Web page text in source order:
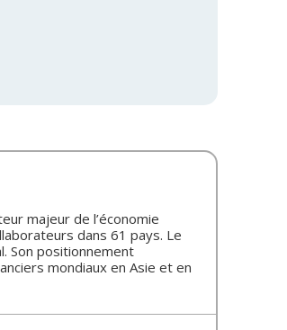
majeur de l’économie
dans 61 pays. Le
Son positionnement
mondiaux en Asie et en